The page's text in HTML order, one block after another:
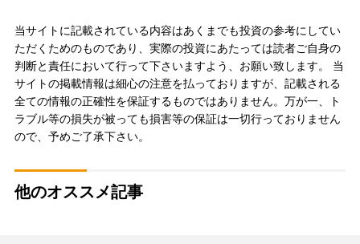
当サイトに記載されている内容はあくまでも投資の参考にしてい
ただくためのものであり、実際の投資にあたっては読者ご自身の
判断と責任において行って下さいますよう、お願い致します。 当
サイトの掲載情報は細心の注意を払っておりますが、記載される
全ての情報の正確性を保証するものではありません。万が一、ト
ラブル等の損失が被っても損害等の保証は一切行っておりません
ので、予めご了承下さい。
他のオススメ記事